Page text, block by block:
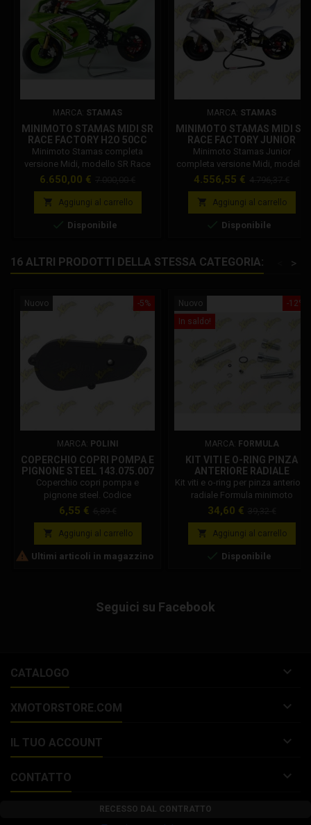
MARCA: STAMAS
MINIMOTO STAMAS MIDI SR
RACE FACTORY H2O 50CC
IAME
Minimoto Stamas completa
versione Midi, modello SR Race
Factory team con motore 50CC
Motore: Cs Racing 50 cc pronto
gara raffreddato a liquido
Radiatore: maggiorato Pompa
regolabile Freni: idraulici Formula
radiali Carenatura: completa in
Prezzo
6.650,00 €
base
 Aggiungi al carrello
 Disponibile
MARCA: STAMAS
MINIMOTO STAMAS MIDI SR
RACE FACTORY JUNIOR
POLINI
Minimoto Stamas Junior
completa versione Midi, modello
SR Race Factory team con
ad aria. Motore: Polini 40 cc
pronto gara raffreddato a aria
Ammortizzatore di sterzo: Matris
resina ( no vernice ) Pneumatici:
Pmt Junior
Prezzo
4.556,55 €
base
 Aggiungi al carrello
 Disponibile
16 ALTRI PRODOTTI DELLA STESSA CATEGORIA: >
-5%
Nuovo
MARCA: POLINI
COPERCHIO COPRI POMPA E
PIGNONE STEEL 143.075.007
Coperchio copri pompa e
pignone steel. Codice
Polini: 143.075.007
Prezzo
6,55 €
base
 Aggiungi al carrello
 Ultimi articoli in magazzino
-12%
Nuovo
In saldo!
MARCA: FORMULA
KIT VITI E O-RING PINZA
ANTERIORE RADIALE
FORMULA
Kit viti e o-ring per pinza anteriore
radiale Formula minimoto
minicross. Codice
Prezzo
34,60 €
base
 Aggiungi al carrello
 Disponibile
Seguici su Facebook
CATALOGO 
XMOTORSTORE.COM 
IL TUO ACCOUNT 
CONTATTO 
RECESSO DAL CONTRATTO